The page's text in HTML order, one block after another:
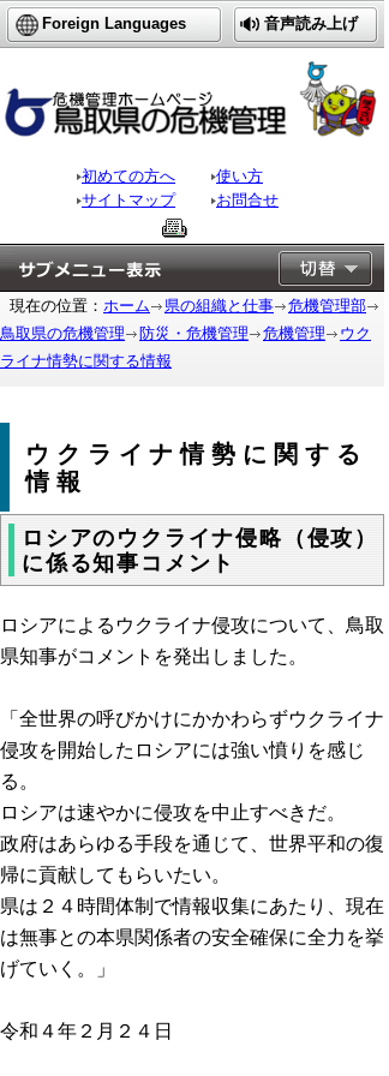
Foreign Languages 音声読み上げ
初めての方へ
使い方
サイトマップ
お問合せ
現在の位置： ホーム 県の組織と仕事
危機管理部
鳥取県の危機管理
防災・危機管理 危機管理
ウク
ライナ情勢に関する情報
ウクライナ情勢に関する
情報
ロシアのウクライナ侵略（侵攻）
に係る知事コメント
ロシアによるウクライナ侵攻について、鳥取
県知事がコメントを発出しました。
「全世界の呼びかけにかかわらずウクライナ
侵攻を開始したロシアには強い憤りを感じ
る。
ロシアは速やかに侵攻を中止すべきだ。
政府はあらゆる手段を通じて、世界平和の復
帰に貢献してもらいたい。
県は２４時間体制で情報収集にあたり、現在
は無事との本県関係者の安全確保に全力を挙
げていく。」
令和４年２月２４日